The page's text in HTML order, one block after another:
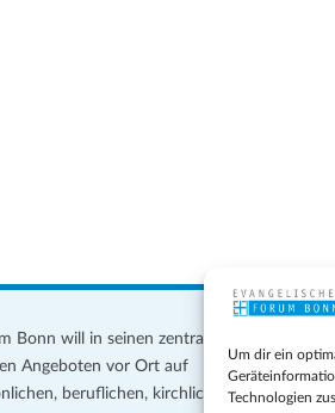
Um dir ein
Technologien
Bonn will in seinen zentralen
Angeboten vor Ort auf
beruflichen, kirchlichen